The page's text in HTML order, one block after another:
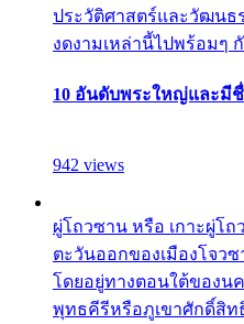
ประวัติศาสตร์และวัฒนธ
งดงามเหล่านี้ไปพร้อมๆ
10 อันดับพระใหญ่และมี
942 views
ผู่โถวซาน หรือ เกาะผู่โถ
ตะวันออกของเมืองโจว
โดยอยู่ทางตอนใต้ของนค
พุทธคีรีหรือภูเขาศักดิ์สิท